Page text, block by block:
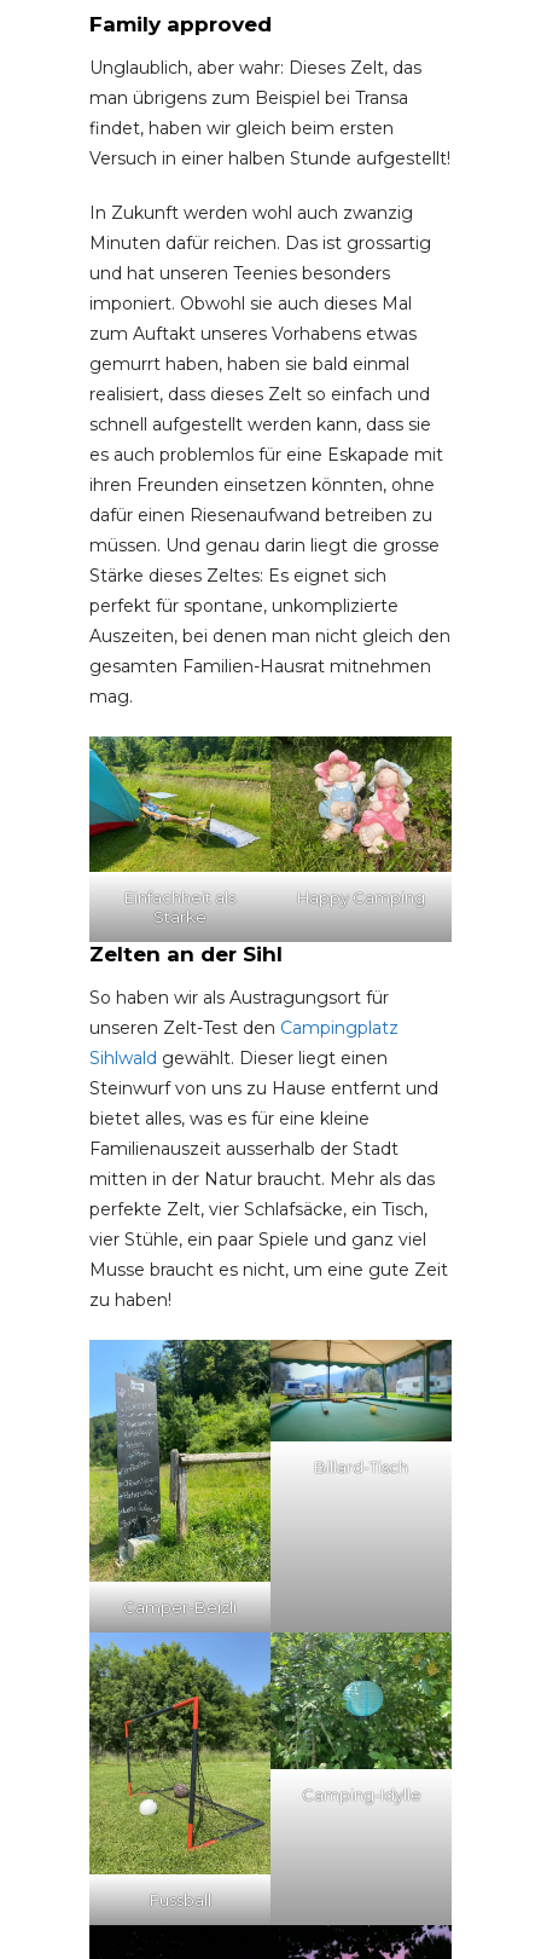
Family approved
Unglaublich, aber wahr: Dieses Zelt, das
man übrigens zum Beispiel bei Transa
findet, haben wir gleich beim ersten
Versuch in einer halben Stunde aufgestellt!
In Zukunft werden wohl auch zwanzig
Minuten dafür reichen. Das ist grossartig
und hat unseren Teenies besonders
imponiert. Obwohl sie auch dieses Mal
zum Auftakt unseres Vorhabens etwas
gemurrt haben, haben sie bald einmal
realisiert, dass dieses Zelt so einfach und
schnell aufgestellt werden kann, dass sie
es auch problemlos für eine Eskapade mit
ihren Freunden einsetzen könnten, ohne
dafür einen Riesenaufwand betreiben zu
müssen. Und genau darin liegt die grosse
Stärke dieses Zeltes: Es eignet sich
perfekt für spontane, unkomplizierte
Auszeiten, bei denen man nicht gleich den
gesamten Familien-Hausrat mitnehmen
mag.
Einfachheit als
Stärke
Happy Camping
Zelten an der Sihl
So haben wir als Austragungsort für
unseren Zelt-Test den Campingplatz
Sihlwald gewählt. Dieser liegt einen
Steinwurf von uns zu Hause entfernt und
bietet alles, was es für eine kleine
Familienauszeit ausserhalb der Stadt
mitten in der Natur braucht. Mehr als das
perfekte Zelt, vier Schlafsäcke, ein Tisch,
vier Stühle, ein paar Spiele und ganz viel
Musse braucht es nicht, um eine gute Zeit
zu haben!
Camper-Beizli
Billard-Tisch
Fussball
Camping-Idylle